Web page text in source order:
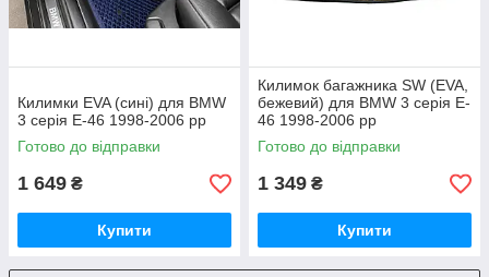
Килимки EVA (сині) для BMW
3 серія E-46 1998-2006 рр
Готово до відправки
1 649 ₴
Купити
Килимок багажника SW (EVA,
бежевий) для BMW 3 серія E-
46 1998-2006 рр
Готово до відправки
1 349 ₴
Купити